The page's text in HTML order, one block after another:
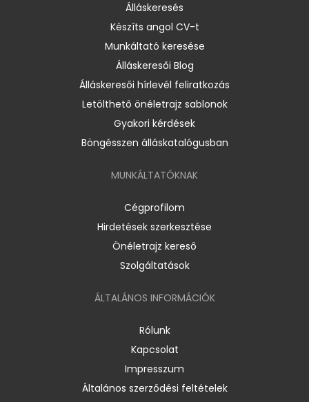
Álláskeresés
Készíts angol CV-t
Munkáltató keresése
Álláskeresői Blog
Álláskeresői hírlevél feliratkozás
Letölthető önéletrajz sablonok
Gyakori kérdések
Böngésszen álláskatalógusban
MUNKÁLTATÓKNAK
Cégprofilom
Hirdetések szerkesztése
Önéletrajz kereső
Szolgáltatások
ÁLTALÁNOS INFORMÁCIÓK
Rólunk
Kapcsolat
Impresszum
Általános szerződési feltételek